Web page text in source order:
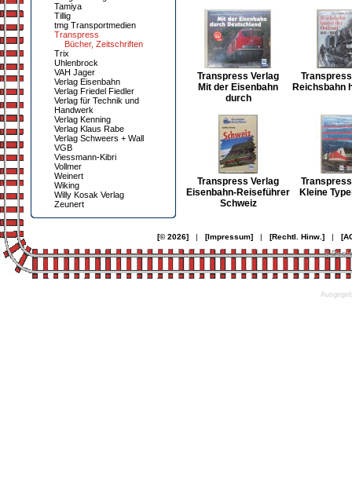
Tamiya
Tillig
tmg Transportmedien
Transpress
Bücher, Zeitschriften
Trix
Uhlenbrock
VAH Jager
Verlag Eisenbahn
Verlag Friedel Fiedler
Verlag für Technik und
Handwerk
Verlag Kenning
Verlag Klaus Rabe
Verlag Schweers + Wall
VGB
Viessmann-Kibri
Vollmer
Weinert
Wiking
Willy Kosak Verlag
Zeunert
Transpress Verlag
Mit der Eisenbahn
durch
Reichsbahn
Transpress Verlag
Eisenbahn-Reiseführer
Schweiz
Kleine
[© 2026]| [Impressum]| [Rechtl. Hinw.]|
©